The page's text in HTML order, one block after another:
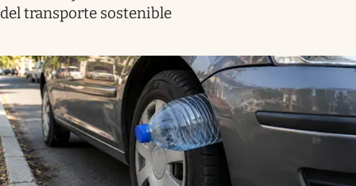
del transporte sostenible